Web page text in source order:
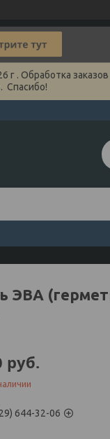
. Обработка
Спасибо!
ЭВА
руб.
644-32-06